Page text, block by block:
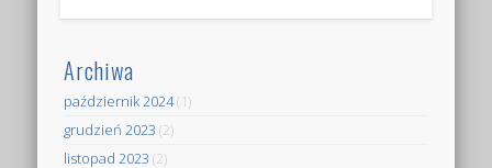
Archiwa
październik 2024(1)
grudzień 2023 (2)
listopad 2023 (2)